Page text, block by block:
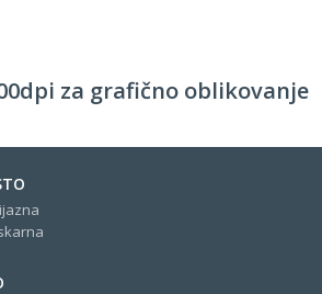
za grafično oblikovanje